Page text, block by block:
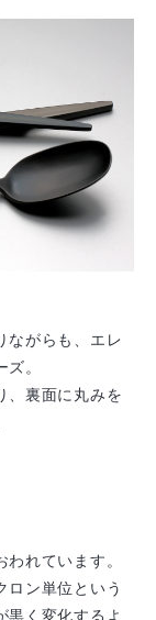
ながらも、エレ
。
、裏面に丸みを
れています。
ロン単位という
黒く変化するよ